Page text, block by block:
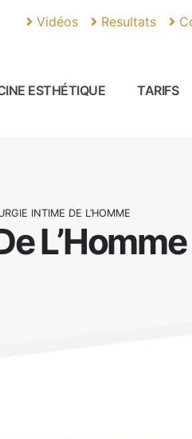
Vidéos Resultats
ESTHÉTIQUE TARIFS
L’Homme
INTIME DE L’HOMME